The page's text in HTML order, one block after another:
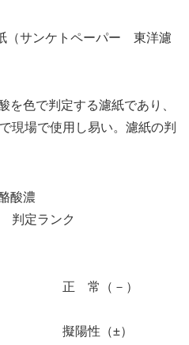
（サンケトペーパー 東洋濾
色で判定する濾紙であり、
現場で使用し易い。濾紙の判
酸濃
ク
－）
（±）